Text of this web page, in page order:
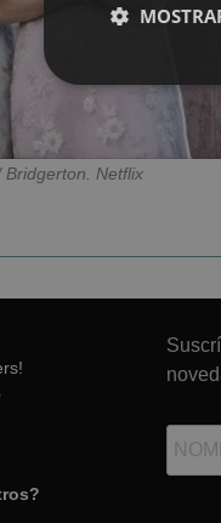
Bridgerton. Netflix